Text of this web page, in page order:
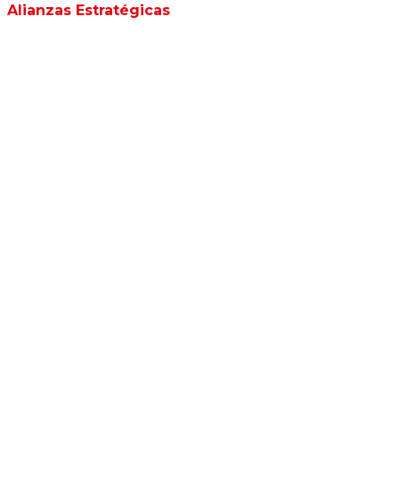
Alianzas Estratégicas